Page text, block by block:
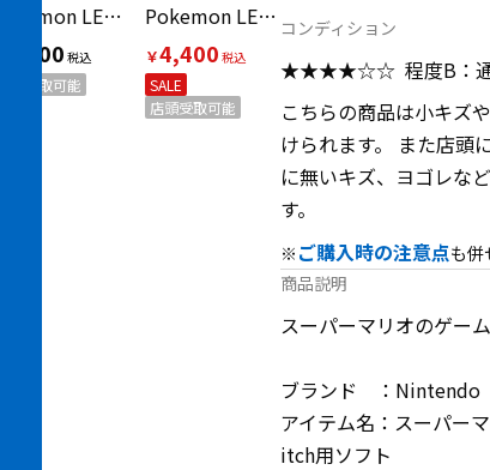
Pokemon LEGENDS アルセウス/Switch/HACPAW7KA/A 全年齢対象 Nintendo Switch用ソフト CERO A (全年齢対象)
3,300
店頭受取可能
Pokemon LEGENDS Z-A/Switch/HACPALZLA/A 全年齢対象 Nintendo Switch用ソフト CERO A (全年齢対象)
￥4,400
SALE
店頭受取可能
コンディション
★★★★☆☆ 程度B：
こちらの商品は小キズ
けられます。 また店頭
に無いキズ、ヨゴレな
す。
※ ご購入時の注意点も併
商品説明
スーパーマリオのゲー
ブランド ：Nintendo
アイテム名：スーパー
itch用ソフト